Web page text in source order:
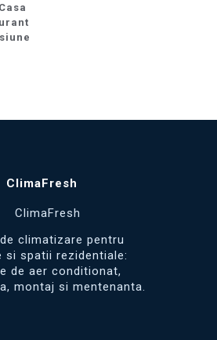
ClimaFresh
climatizare pentru
si spatii rezidentiale:
de aer conditionat,
montaj si mentenanta.